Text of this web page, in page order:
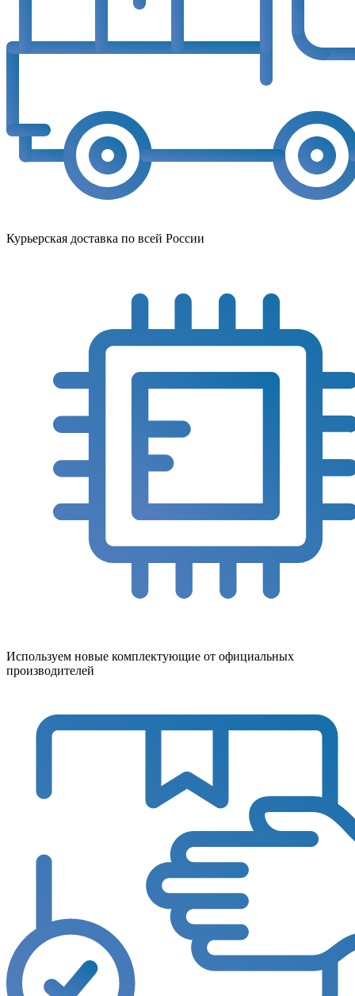
Курьерская доставка по всей России
Используем новые комплектующие от официальных
производителей